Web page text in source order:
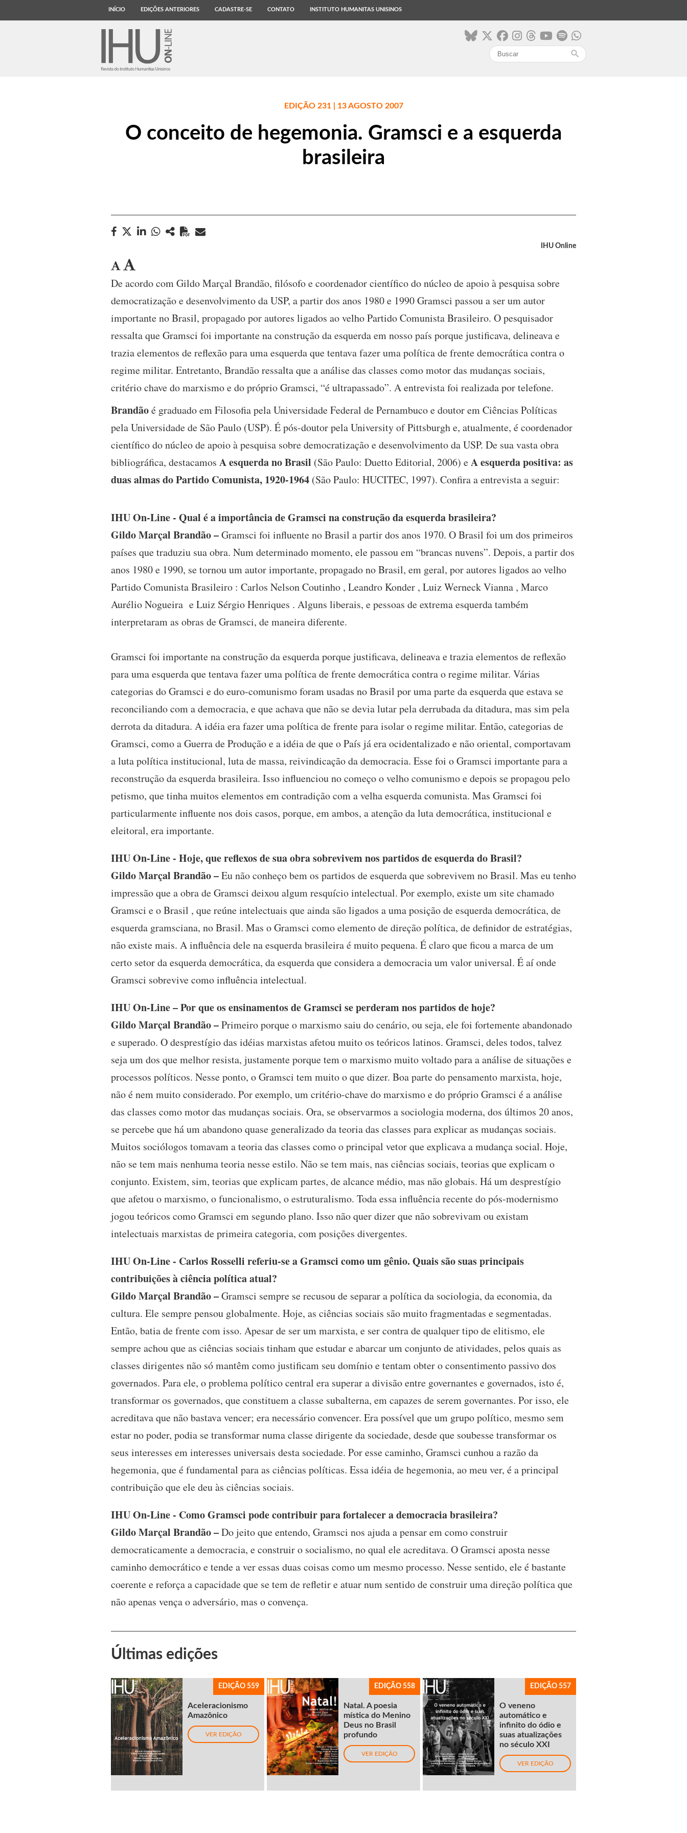
INÍCIO EDIÇÕES ANTERIORES CADASTRE-SE CONTATO INSTITUTO HUMANITAS UNISINOS
search
EDIÇÃO 231 | 13 AGOSTO 2007
O conceito de hegemonia. Gramsci e a esquerda
brasileira
IHU Online
De acordo com Gildo Marçal Brandão, filósofo e coordenador científico do núcleo de apoio à pesquisa sobre
democratização e desenvolvimento da USP, a partir dos anos 1980 e 1990 Gramsci passou a ser um autor
importante no Brasil, propagado por autores ligados ao velho Partido Comunista Brasileiro. O pesquisador
ressalta que Gramsci foi importante na construção da esquerda em nosso país porque justificava, delineava e
trazia elementos de reflexão para uma esquerda que tentava fazer uma política de frente democrática contra o
regime militar. Entretanto, Brandão ressalta que a análise das classes como motor das mudanças sociais,
critério chave do marxismo e do próprio Gramsci, “é ultrapassado”. A entrevista foi realizada por telefone.
Brandãoé graduado em Filosofia pela Universidade Federal de Pernambuco e doutor em Ciências Políticas
pela Universidade de São Paulo (USP). É pós-doutor pela University of Pittsburgh e, atualmente, é coordenador
científico do núcleo de apoio à pesquisa sobre democratização e desenvolvimento da USP. De sua vasta obra
bibliográfica, destacamos A esquerda no Brasil (São Paulo: Duetto Editorial, 2006) eA esquerda positiva: as
duas almas do Partido Comunista, 1920-1964 (São Paulo: HUCITEC, 1997). Confira a entrevista a seguir:
IHU On-Line - Qual é a importância de Gramsci na construção da esquerda brasileira?
Gildo Marçal Brandão –Gramsci foi influente no Brasil a partir dos anos 1970. O Brasil foi um dos primeiros
países que traduziu sua obra. Num determinado momento, ele passou em “brancas nuvens”. Depois, a partir dos
anos 1980 e 1990, se tornou um autor importante, propagado no Brasil, em geral, por autores ligados ao velho
Partido Comunista Brasileiro : Carlos Nelson Coutinho , Leandro Konder , Luiz Werneck Vianna , Marco
Aurélio Nogueira e Luiz Sérgio Henriques . Alguns liberais, e pessoas de extrema esquerda também
interpretaram as obras de Gramsci, de maneira diferente.
Gramsci foi importante na construção da esquerda porque justificava, delineava e trazia elementos de reflexão
para uma esquerda que tentava fazer uma política de frente democrática contra o regime militar. Várias
categorias do Gramsci e do euro-comunismo foram usadas no Brasil por uma parte da esquerda que estava se
reconciliando com a democracia, e que achava que não se devia lutar pela derrubada da ditadura, mas sim pela
derrota da ditadura. A idéia era fazer uma política de frente para isolar o regime militar. Então, categorias de
Gramsci, como a Guerra de Produção e a idéia de que o País já era ocidentalizado e não oriental, comportavam
a luta política institucional, luta de massa, reivindicação da democracia. Esse foi o Gramsci importante para a
reconstrução da esquerda brasileira. Isso influenciou no começo o velho comunismo e depois se propagou pelo
petismo, que tinha muitos elementos em contradição com a velha esquerda comunista. Mas Gramsci foi
particularmente influente nos dois casos, porque, em ambos, a atenção da luta democrática, institucional e
eleitoral, era importante.
IHU On-Line - Hoje, que reflexos de sua obra sobrevivem nos partidos de esquerda do Brasil?
Gildo Marçal Brandão –Eu não conheço bem os partidos de esquerda que sobrevivem no Brasil. Mas eu tenho
impressão que a obra de Gramsci deixou algum resquício intelectual. Por exemplo, existe um site chamado
Gramsci e o Brasil , que reúne intelectuais que ainda são ligados a uma posição de esquerda democrática, de
esquerda gramsciana, no Brasil. Mas o Gramsci como elemento de direção política, de definidor de estratégias,
não existe mais. A influência dele na esquerda brasileira é muito pequena. É claro que ficou a marca de um
certo setor da esquerda democrática, da esquerda que considera a democracia um valor universal. É aí onde
Gramsci sobrevive como influência intelectual.
IHU On-Line – Por que os ensinamentos de Gramsci se perderam nos partidos de hoje?
Gildo Marçal Brandão –Primeiro porque o marxismo saiu do cenário, ou seja, ele foi fortemente abandonado
e superado. O desprestígio das idéias marxistas afetou muito os teóricos latinos. Gramsci, deles todos, talvez
seja um dos que melhor resista, justamente porque tem o marxismo muito voltado para a análise de situações e
processos políticos. Nesse ponto, o Gramsci tem muito o que dizer. Boa parte do pensamento marxista, hoje,
não é nem muito considerado. Por exemplo, um critério-chave do marxismo e do próprio Gramsci é a análise
das classes como motor das mudanças sociais. Ora, se observarmos a sociologia moderna, dos últimos 20 anos,
se percebe que há um abandono quase generalizado da teoria das classes para explicar as mudanças sociais.
Muitos sociólogos tomavam a teoria das classes como o principal vetor que explicava a mudança social. Hoje,
não se tem mais nenhuma teoria nesse estilo. Não se tem mais, nas ciências sociais, teorias que explicam o
conjunto. Existem, sim, teorias que explicam partes, de alcance médio, mas não globais. Há um desprestígio
que afetou o marxismo, o funcionalismo, o estruturalismo. Toda essa influência recente do pós-modernismo
jogou teóricos como Gramsci em segundo plano. Isso não quer dizer que não sobrevivam ou existam
intelectuais marxistas de primeira categoria, com posições divergentes.
IHU On-Line - Carlos Rosselli referiu-se a Gramsci como um gênio. Quais são suas principais
contribuições à ciência política atual?
Gildo Marçal Brandão –Gramsci sempre se recusou de separar a política da sociologia, da economia, da
cultura. Ele sempre pensou globalmente. Hoje, as ciências sociais são muito fragmentadas e segmentadas.
Então, batia de frente com isso. Apesar de ser um marxista, e ser contra de qualquer tipo de elitismo, ele
sempre achou que as ciências sociais tinham que estudar e abarcar um conjunto de atividades, pelos quais as
classes dirigentes não só mantêm como justificam seu domínio e tentam obter o consentimento passivo dos
governados. Para ele, o problema político central era superar a divisão entre governantes e governados, isto é,
transformar os governados, que constituem a classe subalterna, em capazes de serem governantes. Por isso, ele
acreditava que não bastava vencer; era necessário convencer. Era possível que um grupo político, mesmo sem
estar no poder, podia se transformar numa classe dirigente da sociedade, desde que soubesse transformar os
seus interesses em interesses universais desta sociedade. Por esse caminho, Gramsci cunhou a razão da
hegemonia, que é fundamental para as ciências políticas. Essa idéia de hegemonia, ao meu ver, é a principal
contribuição que ele deu às ciências sociais.
IHU On-Line - Como Gramsci pode contribuir para fortalecer a democracia brasileira?
Gildo Marçal Brandão –Do jeito que entendo, Gramsci nos ajuda a pensar em como construir
democraticamente a democracia, e construir o socialismo, no qual ele acreditava. O Gramsci aposta nesse
caminho democrático e tende a ver essas duas coisas como um mesmo processo. Nesse sentido, ele é bastante
coerente e reforça a capacidade que se tem de refletir e atuar num sentido de construir uma direção política que
não apenas vença o adversário, mas o convença.
Últimas edições
EDIÇÃO 559
Aceleracionismo
Amazônico
VER EDIÇÃO
EDIÇÃO 558
Natal. A poesia
mística do Menino
Deus no Brasil
profundo
VER EDIÇÃO
EDIÇÃO 557
O veneno
automático e
infinito do ódio e
suas atualizações
no século XXI
VER EDIÇÃO